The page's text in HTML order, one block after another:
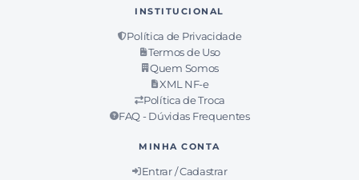
INSTITUCIONAL
Política de Privacidade
Termos de Uso
Quem Somos
XML NF-e
Política de Troca
FAQ - Dúvidas Frequentes
MINHA CONTA
Entrar / Cadastrar